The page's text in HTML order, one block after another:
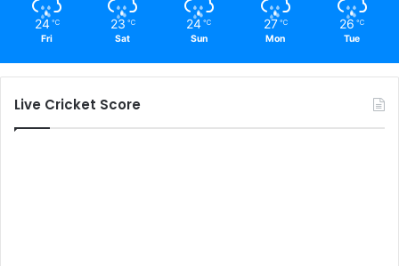
24 ℃
Fri
23 ℃
Sat
24 ℃
Sun
27 ℃
Mon
26 ℃
Tue
Live Cricket Score